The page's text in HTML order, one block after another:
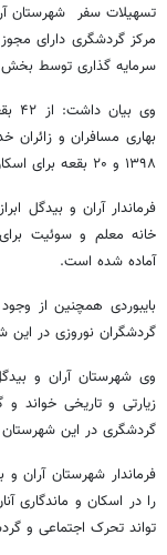
سرمایه گذاری توسط
۱۳۹۸ و ۲۰ بقعه برای اسکان مسافران و زائران نوروزی آماده شده است.
خانه معلم و سوئیت
آماده شده است.
گردشگران نوروزی در این
وی شهرستان آران و
زیارتی و تاریخی خواند
گردشگری در این
فرماندار شهرستان
را در اسکان و ماندگاری
تواند تحرک اجتماعی و